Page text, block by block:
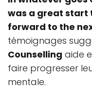
was a great start
forward to the
témoignages
Counselling aide
faire progresser
mentale.